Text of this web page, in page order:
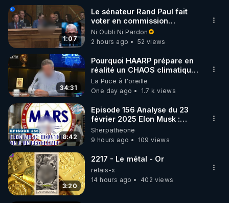
1:07
Le sénateur Rand Paul fait
voter en commission
l'outrage au Congrès contre
Anthony Fauci
Ni Oubli Ni Pardon
2 hours ago
52 views
34:31
Pourquoi HAARP prépare en
réalité un CHAOS climatique,
on répond
La Puce à l'oreille
One day ago
1.7 k views
8:42
Episode 156 Analyse du 23
février 2025 Elon Musk :
Houston , on a un problème !
Sherpatheone
9 hours ago
109 views
3:20
2217 - Le métal - Or
relais-x
14 hours ago
402 views